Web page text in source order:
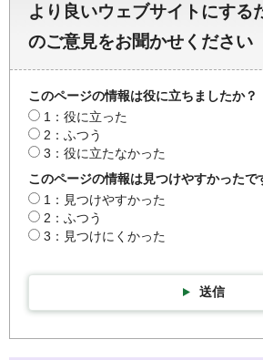
より良いウェブサイトにする
のご意見をお聞かせください
このページの情報は役に立ちましたか？
1：役に立った
2：ふつう
3：役に立たなかった
このページの情報は見つけやすかったで
1：見つけやすかった
2：ふつう
3：見つけにくかった
送信